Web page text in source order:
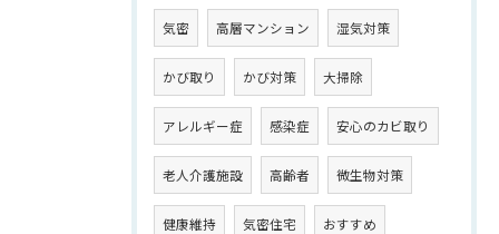
気密 高層マンション 湿気対策
かび取り かび対策 大掃除
アレルギー症 感染症 安心のカビ取り
老人介護施設 高齢者 微生物対策
健康維持 気密住宅 おすすめ